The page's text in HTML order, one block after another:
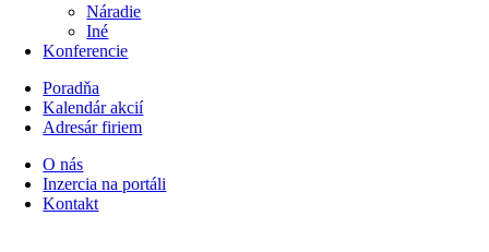
Náradie
Iné
Konferencie
Poradňa
Kalendár akcií
Adresár firiem
O nás
Inzercia na portáli
Kontakt